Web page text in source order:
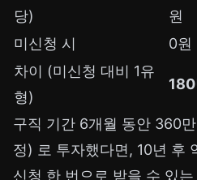
당)
원
미신청 시
0원
차이 (미신청 대비 1유
형)
180
구직 기간 6개월 동안 360
정) 로 투자했다면, 10년 후
신청 한 번으로 받을 수 있